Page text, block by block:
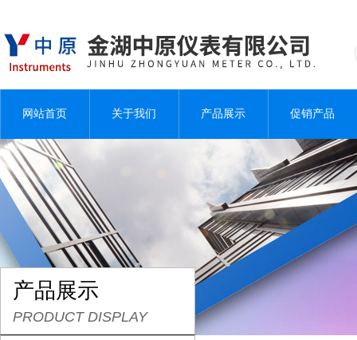
网站首页 关于我们 产品展示 促销产品
产品展示
PRODUCT DISPLAY